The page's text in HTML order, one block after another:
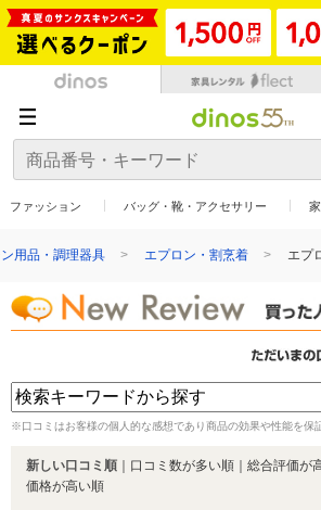
ファッション バッグ・靴・アクセサリー
用品・調理器具 エプロン・割烹着 エプ
※口コミはお客様の個人的な感想であり商品の効果や性能を保
新しい口コミ順 口コミ数が多い順 総合評価が
価格が高い順